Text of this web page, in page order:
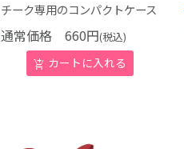
チーク専用のコンパクトケース
通常価格 660円(税込)